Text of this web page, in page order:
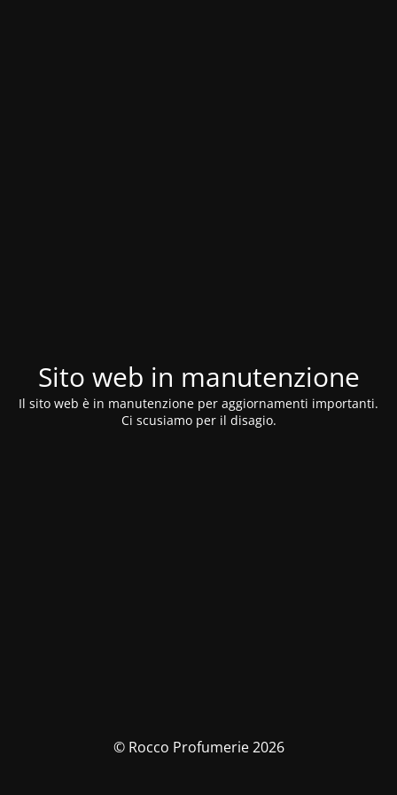
Sito web in manutenzione
Il sito web è in manutenzione per aggiornamenti importanti.
Ci scusiamo per il disagio.
© Rocco Profumerie 2026